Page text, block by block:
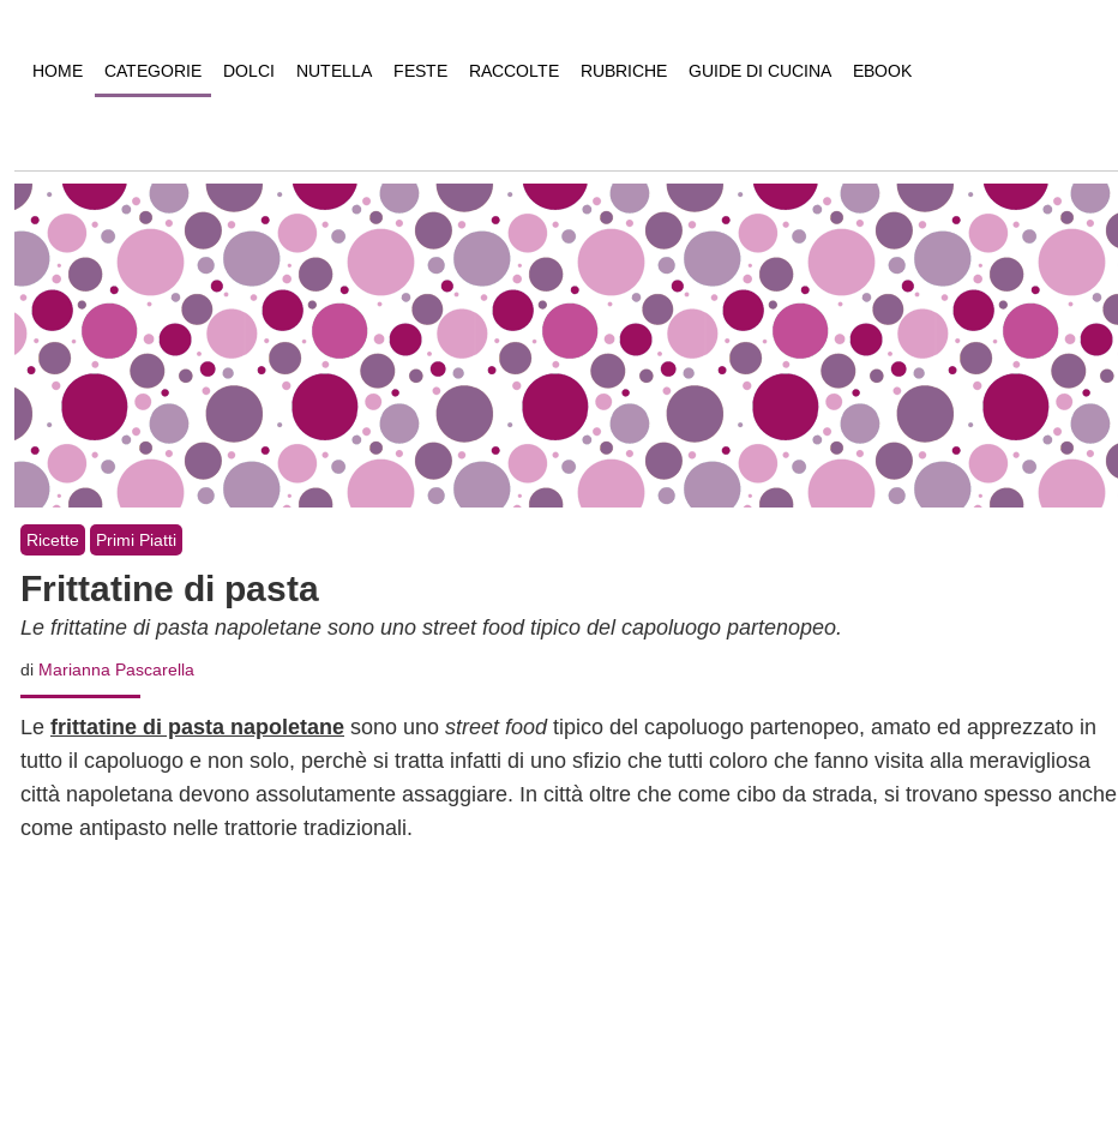
HOME CATEGORIE DOLCI NUTELLA FESTE RACCOLTE RUBRICHE GUIDE DI CUCINA EBOOK
Ricette Primi Piatti
Frittatine di pasta
Le frittatine di pasta napoletane sono uno street food tipico del capoluogo partenopeo.
di Marianna Pascarella
Le frittatine di pasta napoletane sono uno street foodtipico del capoluogo partenopeo, amato ed apprezzato in
tutto il capoluogo e non solo, perchè si tratta infatti di uno sfizio che tutti coloro che fanno visita alla meravigliosa
città napoletana devono assolutamente assaggiare. In città oltre che come cibo da strada, si trovano spesso anche
come antipasto nelle trattorie tradizionali.